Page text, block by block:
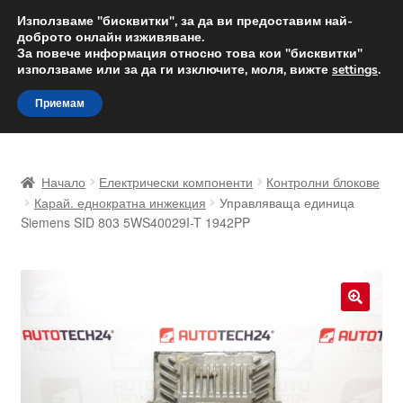
ДОСТАВКА от 12 лв.
Доставка по целия свят
Skip
to
navigation
Skip
to
content
Доставка по целия свят
Количка
Начало Електрически компоненти
Контролни блокове
Карай. еднократна инжекция
Управляваща единица
Siemens SID 803 5WS40029I-T 1942PP
Използваме "бисквитки", за да ви предоставим най-
доброто онлайн изживяване.
За повече информация относно това кои "бисквитки"
използваме или за да ги изключите, моля, вижте settings.
Приемам